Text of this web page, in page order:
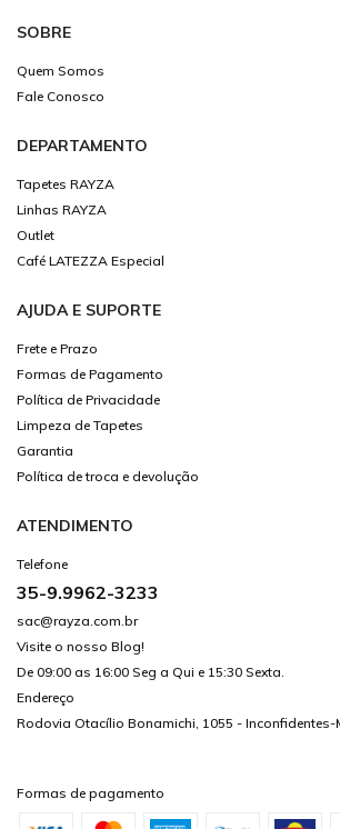
SOBRE
Quem Somos
Fale Conosco
DEPARTAMENTO
Tapetes RAYZA
Linhas RAYZA
Outlet
Café LATEZZA Especial
AJUDA E SUPORTE
Frete e Prazo
Formas de Pagamento
Política de Privacidade
Limpeza de Tapetes
Garantia
Política de troca e devolução
ATENDIMENTO
Telefone
35-9.9962-3233
sac@rayza.com.br
Visite o nosso Blog!
De 09:00 as 16:00 Seg a Qui e 15:30 Sexta.
Endereço
Rodovia Otacílio Bonamichi, 1055 - Inconfidentes-
Formas de pagamento